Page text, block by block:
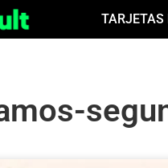
TARJETAS